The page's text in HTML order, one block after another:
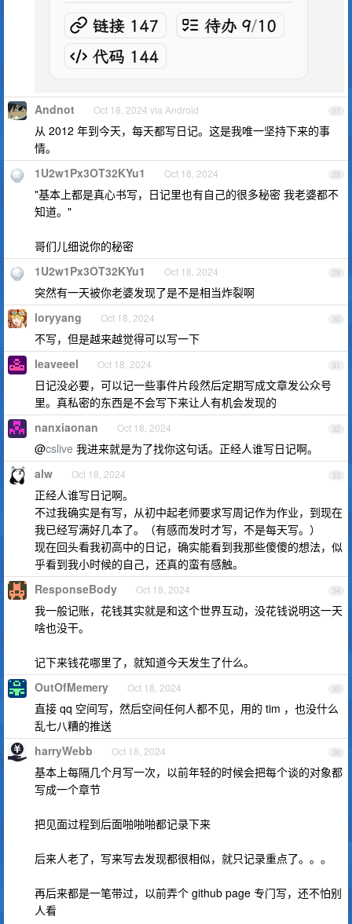
27
Andnot Oct 18, 2024 via Android
从 2012 年到今天，每天都写日记。这是我唯一坚持下来的事
情。
28
1U2w1Px3OT32KYu1 Oct 18, 2024
"基本上都是真心书写，日记里也有自己的很多秘密 我老婆都不
知道。"
哥们儿细说你的秘密
29
1U2w1Px3OT32KYu1 Oct 18, 2024
突然有一天被你老婆发现了是不是相当炸裂啊
30
loryyang Oct 18, 2024
不写，但是越来越觉得可以写一下
31
leaveeel Oct 18, 2024
日记没必要，可以记一些事件片段然后定期写成文章发公众号
里。真私密的东西是不会写下来让人有机会发现的
32
nanxiaonan Oct 18, 2024
@cslive 我进来就是为了找你这句话。正经人谁写日记啊。
33
alw Oct 18, 2024
正经人谁写日记啊。
不过我确实是有写，从初中起老师要求写周记作为作业，到现在
我已经写满好几本了。（有感而发时才写，不是每天写。）
现在回头看我初高中的日记，确实能看到我那些傻傻的想法，似
乎看到我小时候的自己，还真的蛮有感触。
34
ResponseBody Oct 18, 2024
我一般记账，花钱其实就是和这个世界互动，没花钱说明这一天
啥也没干。
记下来钱花哪里了，就知道今天发生了什么。
35
OutOfMemery Oct 18, 2024
直接 qq 空间写，然后空间任何人都不见，用的 tim ，也没什么
乱七八糟的推送
36
harryWebb Oct 18, 2024
基本上每隔几个月写一次，以前年轻的时候会把每个谈的对象都
写成一个章节
把见面过程到后面啪啪啪都记录下来
后来人老了，写来写去发现都很相似，就只记录重点了。。。
再后来都是一笔带过，以前弄个 github page 专门写，还不怕别
人看